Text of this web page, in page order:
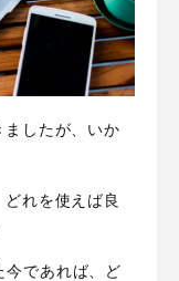
ましたが、いか
れを使えば良
今であれば、ど